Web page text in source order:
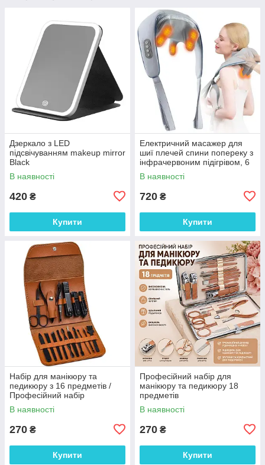
Дзеркало з LED
підсвічуванням makeup mirror
Black
В наявності
420 ₴
Купити
Електричний масажер для
шиї плечей спини попереку з
інфрачервоним підігрівом, 6
вузлів, електромасажер
В наявності
720 ₴
Купити
Набір для манікюру та
педикюру з 16 предметів /
Професійний набір
інструментів 16 в 1 з
нержавіючої сталі у футлярі
В наявності
270 ₴
Купити
Професійний набір для
манікюру та педикюру 18
предметів
В наявності
270 ₴
Купити